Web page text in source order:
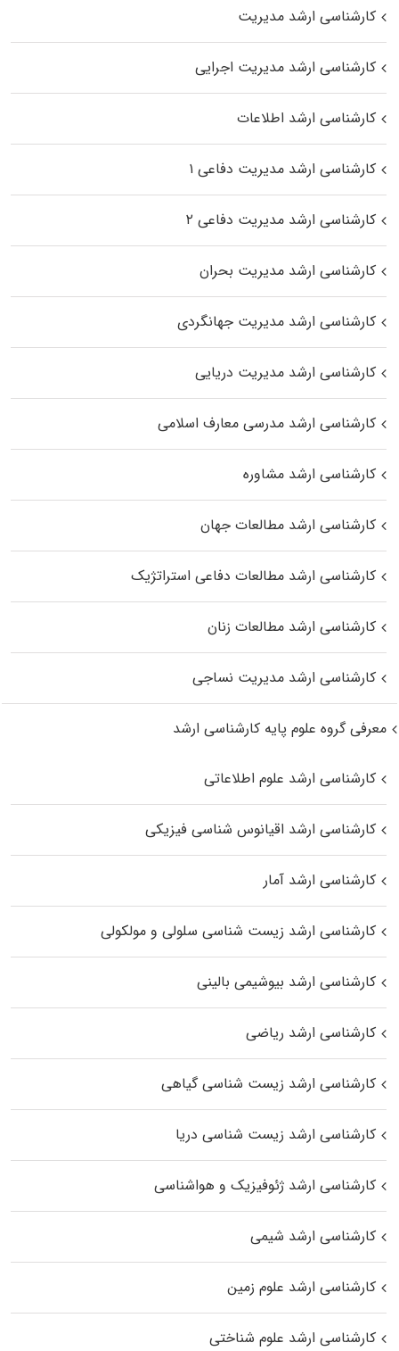
کارشناسی ارشد مدیریت
کارشناسی ارشد مدیریت اجرایی
کارشناسی ارشد اطلاعات
کارشناسی ارشد مدیریت دفاعی ۱
کارشناسی ارشد مدیریت دفاعی ۲
کارشناسی ارشد مدیریت بحران
کارشناسی ارشد مدیریت جهانگردی
کارشناسی ارشد مدیریت دریایی
کارشناسی ارشد مدرسی معارف اسلامی
کارشناسی ارشد مشاوره
کارشناسی ارشد مطالعات جهان
کارشناسی ارشد مطالعات دفاعی استراتژیک
کارشناسی ارشد مطالعات زنان
کارشناسی ارشد مدیریت نساجی
معرفی گروه علوم پایه کارشناسی ارشد
کارشناسی ارشد علوم اطلاعاتی
کارشناسی ارشد اقیانوس‌ شناسی فیزیکی
کارشناسی ارشد آمار
کارشناسی ارشد زیست شناسی سلولی و مولکولی
کارشناسی ارشد بیوشیمی بالینی
کارشناسی ارشد ریاضی
کارشناسی ارشد زیست‌ شناسی گیاهی
کارشناسی ارشد زیست‌ شناسی دریا
کارشناسی ارشد ژئوفیزیک و هواشناسی
کارشناسی ارشد شیمی
کارشناسی ارشد علوم زمین
کارشناسی ارشد علوم شناختی